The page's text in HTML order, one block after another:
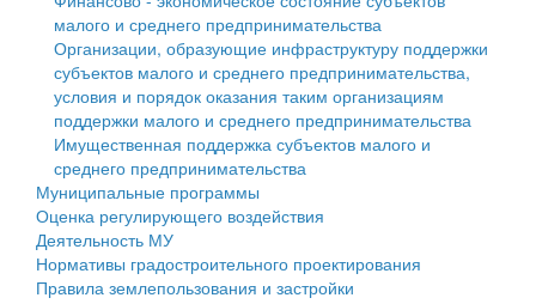
Персональные данные
Оценка регулирующего воздействия
Деятельность МУ
Нормативы градостроительного проектирования
Правила землепользования и застройки
Генеральные планы
малого и среднего предпринимательства
Организации, образующие инфраструктуру поддержки
субъектов малого и среднего предпринимательства,
условия и порядок оказания таким организациям
поддержки малого и среднего предпринимательства
Имущественная поддержка субъектов малого и
среднего предпринимательства
Муниципальные программы
Оценка регулирующего воздействия
Деятельность МУ
Нормативы градостроительного проектирования
Правила землепользования и застройки